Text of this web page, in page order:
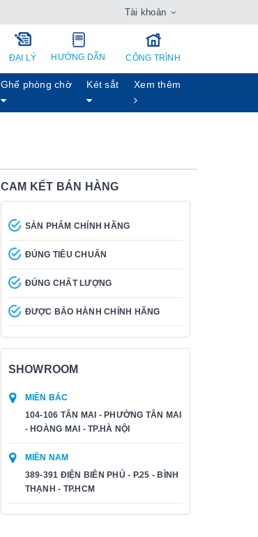
Tài khoản
ĐẠI LÝ HƯỚNG DẪN CÔNG TRÌNH
Ghế phòng chờ Két sẳt Xem thêm
CAM KẾT BÁN HÀNG
SẢN PHẨM CHÍNH HÃNG
ĐÚNG TIÊU CHUẨN
ĐÚNG CHẤT LƯỢNG
ĐƯỢC BẢO HÀNH CHÍNH HÃNG
SHOWROOM
MIỀN BẮC
104-106 TÂN MAI - PHƯỜNG TÂN MAI
- HOÀNG MAI - TP.HÀ NỘI
MIỀN NAM
389-391 ĐIỆN BIÊN PHỦ - P.25 - BÌNH
THẠNH - TP.HCM